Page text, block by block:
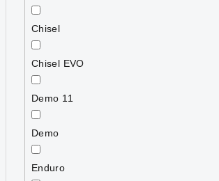
Chisel
Chisel EVO
Demo 11
Demo
Enduro